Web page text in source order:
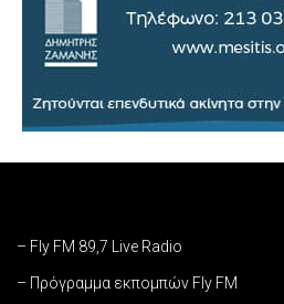
– Fly FM 89,7 Live Radio
– Πρόγραμμα εκπομπών Fly FM